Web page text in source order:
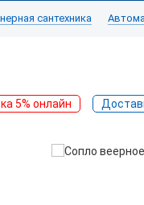
сантехника
5% онлайн